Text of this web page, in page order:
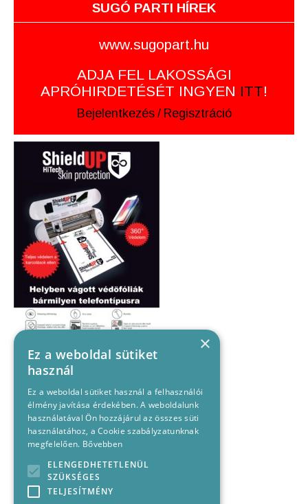
SUGÓ PARTI HÍREK
www.sugopart.hu
ADJA FEL LAKOSSÁGI
APRÓHIRDETÉSÉT INGYEN ITT!
Bejelentkezés / Regisztráció
×
Ez a weboldal sütiket
használ
Ez a weboldal sütiket használ a felhasználói
élmény javítása érdekében. A weboldalunk
használatával Ön hozzájárul az összes süti
használatához, a Cookie szabályzatunknak
megfelelően. Bővebben
ELENGEDHETETLENÜL
SZÜKSÉGES
TELJESÍTMÉNY